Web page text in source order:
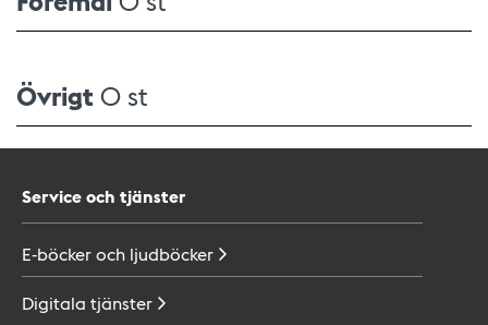
Övrigt 0 st
Service och tjänster
E-böcker och ljudböcker
Digitala tjänster